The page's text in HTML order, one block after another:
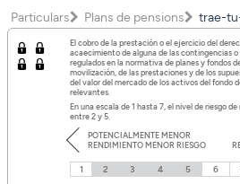
Comptes
Dipòsits
Finançament
Plans de pensions
Qui som
Oficines
Contacte
Accés
Particulars Plans de pensions trae-
El cobro de la prestación o el ejercicio del
acaecimiento de alguna de las contingencias
regulados en la normativa de planes y fondos
movilización, de las prestaciones y de los
del valor del mercado de los activos del fondo
relevantes.
En una escala de 1 hasta 7, el nivel de riesgo
entre 2 y 5.
POTENCIALMENTE MENOR
RENDIMIENTO MENOR RIESGO
1 2 3 4 5 6